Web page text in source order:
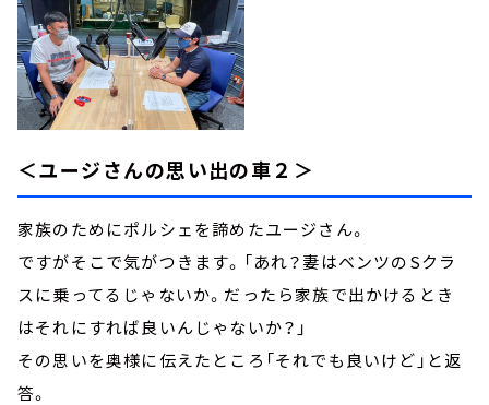
＜ユージさんの思い出の車２＞
家族のためにポルシェを諦めたユージさん。
ですがそこで気がつきます。「あれ？妻はベンツのSクラ
スに乗ってるじゃないか。だったら家族で出かけるとき
はそれにすれば良いんじゃないか？」
その思いを奥様に伝えたところ「それでも良いけど」と返
答。